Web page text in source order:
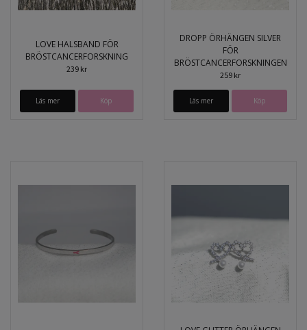
LOVE HALSBAND FÖR
BRÖSTCANCERFORSKNING
239 kr
Läs mer Köp
DROPP ÖRHÄNGEN SILVER
FÖR
BRÖSTCANCERFORSKNINGEN
259 kr
Läs mer